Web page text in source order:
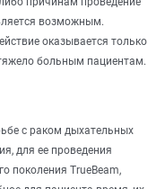
возможным.
оказывается только
больным пациентам.
с раком дыхательных
для ее проведения
поколения TrueBeam,